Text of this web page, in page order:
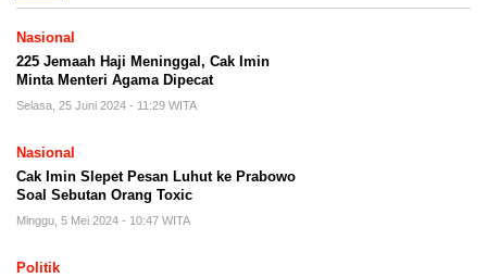
Nasional
225 Jemaah Haji Meninggal, Cak Imin
Minta Menteri Agama Dipecat
Selasa, 25 Juni 2024 - 11:29 WITA
Nasional
Cak Imin Slepet Pesan Luhut ke Prabowo
Soal Sebutan Orang Toxic
Minggu, 5 Mei 2024 - 10:47 WITA
Politik